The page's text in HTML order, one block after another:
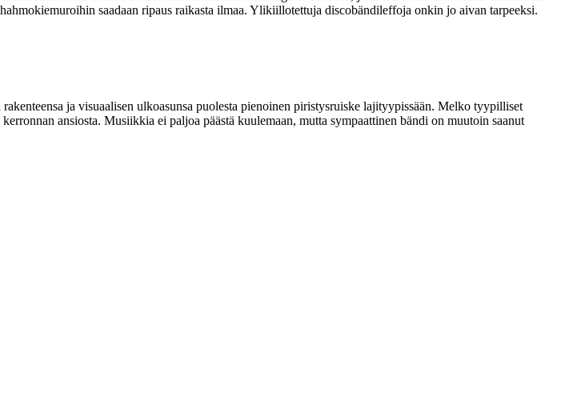
saadaan ripaus raikasta ilmaa. Ylikiillotettuja discobändileffoja onkin jo aivan tarpeeksi.
ja visuaalisen ulkoasunsa puolesta pienoinen piristysruiske lajityypissään. Melko tyypilliset
ansiosta. Musiikkia ei paljoa päästä kuulemaan, mutta sympaattinen bändi on muutoin saanut